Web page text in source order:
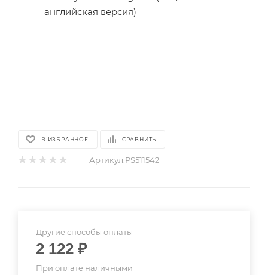
В ИЗБРАННОЕ СРАВНИТЬ
Артикул:PS511542
Другие способы оплаты
2 122 ₽
При оплате наличными